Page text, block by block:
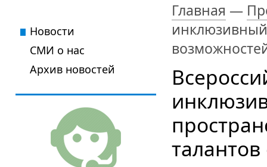
Главная —
инклюзивный
Новости
СМИ о нас
Архив новостей